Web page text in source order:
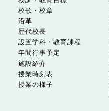
校歌・校章
沿革
歴代校長
設置学科・教育課程
年間行事予定
施設紹介
授業時刻表
授業の様子